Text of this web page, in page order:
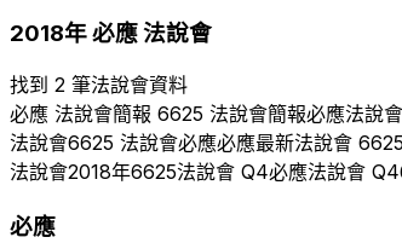
2018年必應法說會
找到 2 筆法說會資料
必應 法說會簡報 6625 法說會簡報必應法說會
法說會6625 法說會必應必應最新法說會 6625
法說會2018年6625法說會 Q4必應法說會 Q4
必應